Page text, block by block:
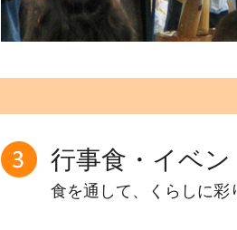
行事食・イベン
食を通して、くらしに彩